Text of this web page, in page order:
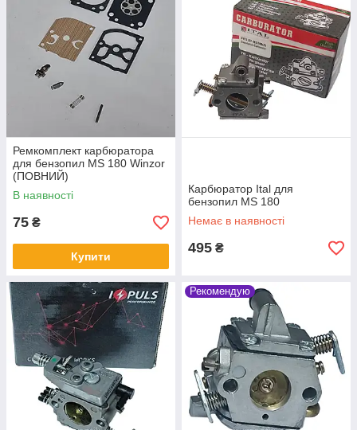
Ремкомплект карбюратора
для бензопил MS 180 Winzor
(ПОВНИЙ)
В наявності
75 ₴
Купити
Карбюратор Ital для
бензопил MS 180
Немає в наявності
495 ₴
Рекомендую